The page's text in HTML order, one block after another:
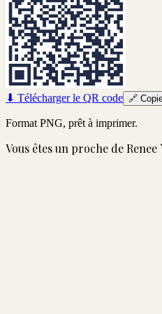
⬇ Télécharger le QR code 🔗
Format PNG, prêt à imprimer.
Vous êtes un proche de Renee